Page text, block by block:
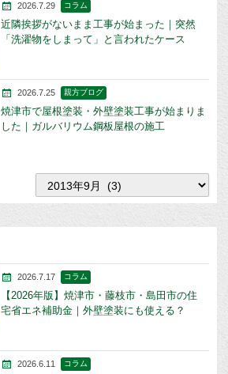
2026.7.29 コラム
近隣挨拶がないまま工事が始まった｜突然
「洗濯物をしまって」と言われたケース
2026.7.25 親方ブログ
焼津市で屋根塗装・外壁塗装工事が始まりま
した｜ガルバリウム鋼板屋根の施工
2026.7.17 コラム
【2026年版】焼津市・藤枝市・島田市の住
宅省エネ補助金｜外壁塗装にも使える？
2026.6.11 コラム